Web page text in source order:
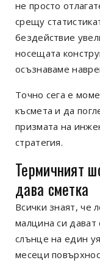
не просто
срещу
бездействие
носещата
осъзнаваме
Точно сега е
късмета и да
призмата на
стратегия.
Термичният
дава сметка
Всички знаят, че
малцина си дават
слънце на един
месеци